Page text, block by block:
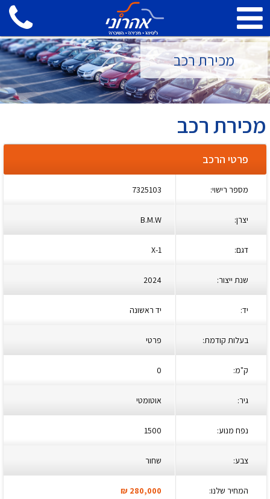
מכירת רכב
מכירת רכב
פרטי הרכב
מספר רישוי: 7325103
יצרן: B.M.W
דגם: X-1
שנת ייצור: 2024
יד: יד ראשונה
בעלות קודמת: פרטי
ק"מ: 0
גיר: אוטומטי
נפח מנוע: 1500
צבע: שחור
המחיר שלנו: 280,000
₪